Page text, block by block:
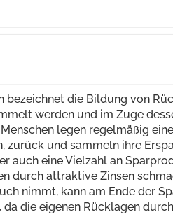
bezeichnet die Bildung von
werden und im Zuge
legen regelmäßig
zurück und sammeln ihre
auch eine Vielzahl an
durch attraktive Zinsen
nimmt, kann am Ende der
die eigenen Rücklagen